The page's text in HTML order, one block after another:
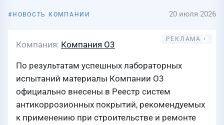
НОВОСТЬ КОМПАНИИ 20 июля 2026
Компания Компания О3
По результатам успешных лабораторных
испытаний материалы Компании О3
официально внесены в Реестр систем
антикоррозионных покрытий, рекомендуемых
к применению при строительстве и ремонте